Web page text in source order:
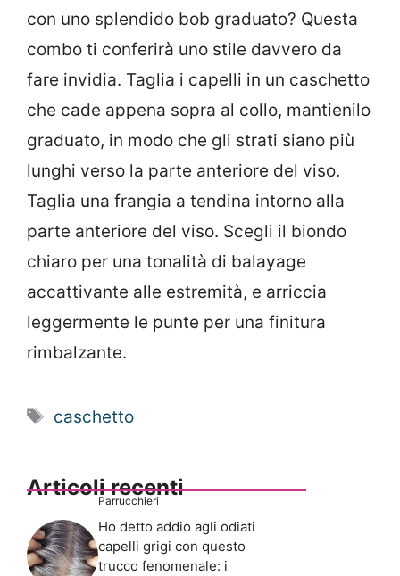
con uno splendido bob graduato? Questa
combo ti conferirà uno stile davvero da
fare invidia. Taglia i capelli in un caschetto
che cade appena sopra al collo, mantienilo
graduato, in modo che gli strati siano più
lunghi verso la parte anteriore del viso.
Taglia una frangia a tendina intorno alla
parte anteriore del viso. Scegli il biondo
chiaro per una tonalità di balayage
accattivante alle estremità, e arriccia
leggermente le punte per una finitura
rimbalzante.
Tag
caschetto
Articoli recenti
Parrucchieri
Ho detto addio agli odiati
capelli grigi con questo
trucco fenomenale: i